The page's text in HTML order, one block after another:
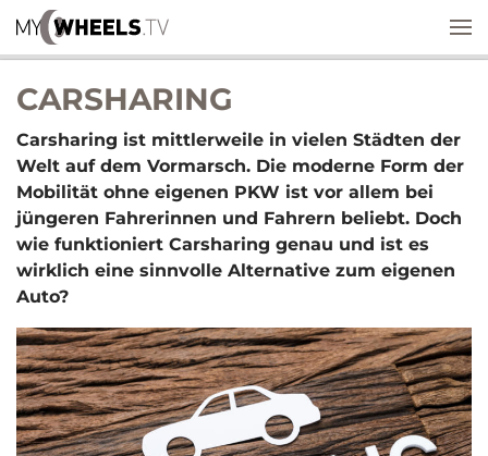
CARSHARING
Carsharing ist mittlerweile in vielen Städten der
Welt auf dem Vormarsch. Die moderne Form der
Mobilität ohne eigenen PKW ist vor allem bei
jüngeren Fahrerinnen und Fahrern beliebt. Doch
wie funktioniert Carsharing genau und ist es
wirklich eine sinnvolle Alternative zum eigenen
Auto?